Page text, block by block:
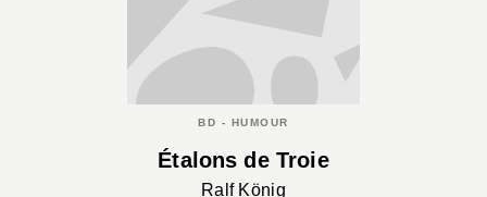
BD - HUMOUR
Étalons de Troie
Ralf König